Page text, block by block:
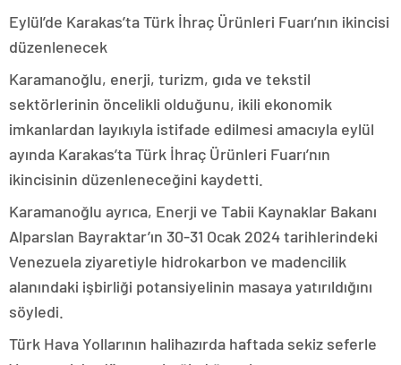
Eylül’de Karakas’ta Türk İhraç Ürünleri Fuarı’nın ikincisi
düzenlenecek
Karamanoğlu, enerji, turizm, gıda ve tekstil
sektörlerinin öncelikli olduğunu, ikili ekonomik
imkanlardan layıkıyla istifade edilmesi amacıyla eylül
ayında Karakas’ta Türk İhraç Ürünleri Fuarı’nın
ikincisinin düzenleneceğini kaydetti.
Karamanoğlu ayrıca, Enerji ve Tabii Kaynaklar Bakanı
Alparslan Bayraktar’ın 30-31 Ocak 2024 tarihlerindeki
Venezuela ziyaretiyle hidrokarbon ve madencilik
alanındaki işbirliği potansiyelinin masaya yatırıldığını
söyledi.
Türk Hava Yollarının halihazırda haftada sekiz seferle